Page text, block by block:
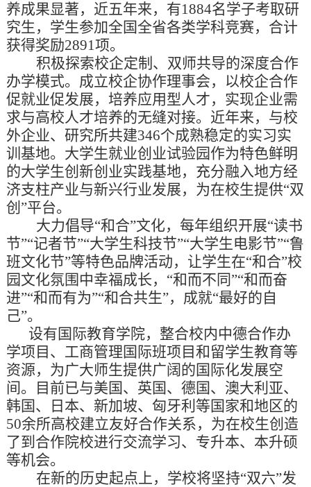
养成果显著，近五年来，有1884名学子考取研
究生，学生参加全国全省各类学科竞赛，合计
获得奖励2891项。
积极探索校企定制、双师共导的深度合作
办学模式。成立校企协作理事会，以校企合作
促就业促发展，培养应用型人才，实现企业需
求与高校人才培养的无缝对接。近年来，与校
外企业、研究所共建346个成熟稳定的实习实
训基地。大学生就业创业试验园作为特色鲜明
的大学生创新创业实践基地，充分融入地方经
济支柱产业与新兴行业发展，为在校生提供“双
创”平台。
大力倡导“和合”文化，每年组织开展“读书
节”“记者节”“大学生科技节”“大学生电影节”“鲁
班文化节”等特色品牌活动，让学生在“和合”校
园文化氛围中幸福成长，“和而不同”“和而奋
进”“和而有为”“和合共生”，成就“最好的自
己”。
设有国际教育学院，整合校内中德合作办
学项目、工商管理国际班项目和留学生教育等
资源，为广大师生提供广阔的国际化发展空
间。目前已与美国、英国、德国、澳大利亚、
韩国、日本、新加坡、匈牙利等国家和地区的
50余所高校建立友好合作关系，为在校生创造
了到合作院校进行交流学习、专升本、本升硕
等机会。
在新的历史起点上，学校将坚持“双六”发